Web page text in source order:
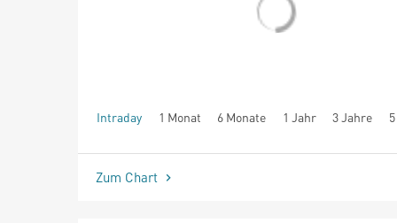
Intraday 1 Monat 6 Monate 1 Jahr 3 Jahre
seit Beginn
Zum Chart